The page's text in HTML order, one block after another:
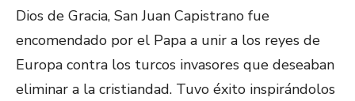
Dios de Gracia, San Juan Capistrano fue
encomendado por el Papa a unir a los reyes de
Europa contra los turcos invasores que deseaban
eliminar a la cristiandad. Tuvo éxito inspirándolos